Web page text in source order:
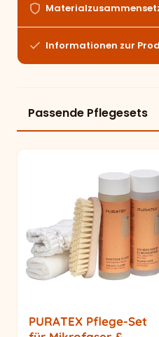
Informationen zur
Passende Pflegesets
PURATEX Pflege-Set